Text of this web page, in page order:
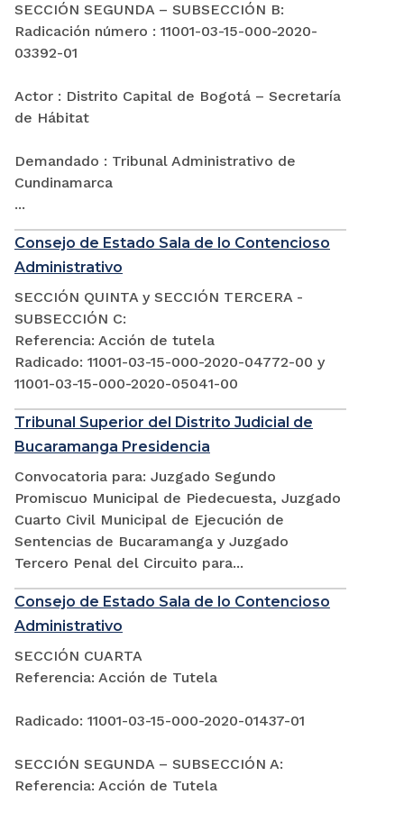
SECCIÓN SEGUNDA – SUBSECCIÓN B:
Radicación número : 11001-03-15-000-2020-
03392-01
Actor : Distrito Capital de Bogotá – Secretaría
de Hábitat
Demandado : Tribunal Administrativo de
Cundinamarca
...
Consejo de Estado Sala de lo Contencioso
Administrativo
SECCIÓN QUINTA y SECCIÓN TERCERA -
SUBSECCIÓN C:
Referencia: Acción de tutela
Radicado: 11001-03-15-000-2020-04772-00 y
11001-03-15-000-2020-05041-00
Tribunal Superior del Distrito Judicial de
Bucaramanga Presidencia
Convocatoria para: Juzgado Segundo
Promiscuo Municipal de Piedecuesta, Juzgado
Cuarto Civil Municipal de Ejecución de
Sentencias de Bucaramanga y Juzgado
Tercero Penal del Circuito para...
Consejo de Estado Sala de lo Contencioso
Administrativo
SECCIÓN CUARTA
Referencia: Acción de Tutela
Radicado: 11001-03-15-000-2020-01437-01
SECCIÓN SEGUNDA – SUBSECCIÓN A:
Referencia: Acción de Tutela